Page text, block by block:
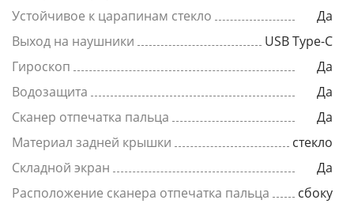
Устойчивое к царапинам стекло
Да
Выход на наушники
USB Type-C
Гироскоп
Да
Водозащита
Да
Сканер отпечатка пальца
Да
Материал задней крышки
стекло
Складной экран
Да
Расположение сканера отпечатка пальца
сбоку